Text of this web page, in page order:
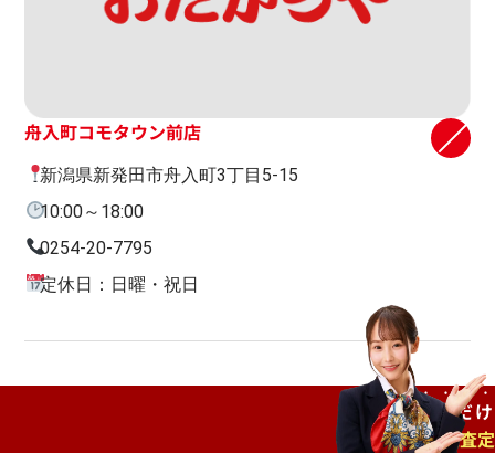
舟入町コモタウン前店
新潟県新発田市舟入町3丁目5-15
10:00～18:00
0254-20-7795
定休日：日曜・祝日
ご自宅で待つだけ
出張査定